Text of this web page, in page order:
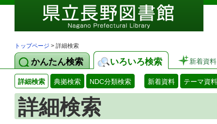
トップページ > 詳細検索
かんたん検索 いろいろ検索 新着資料
詳細検索 典拠検索 NDC分類検索 新着資料 テーマ資料
詳細検索